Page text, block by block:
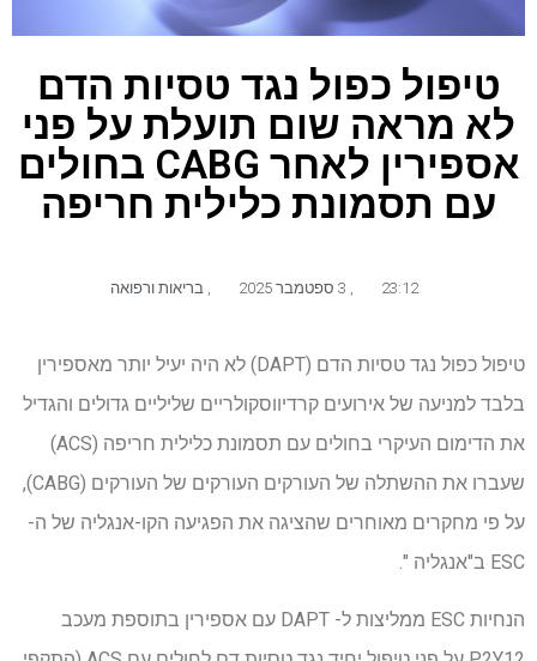
טיפול כפול נגד טסיות הדם
לא מראה שום תועלת על פני
אספירין לאחר CABG בחולים
עם תסמונת כלילית חריפה
23:12 בריאות ורפואה
טיפול כפול נגד טסיות הדם (DAPT) לא היה יעיל יותר מאספירין
בלבד למניעה של אירועים קרדיווסקולריים שליליים גדולים והגדיל
את הדימום העיקרי בחולים עם תסמונת כלילית חריפה (ACS)
שעברו את ההשתלה של העורקים העורקים של העורקים (CABG),
על פי מחקרים מאוחרים שהציגה את הפגיעה הקו-אנגליה של ה-
ESC ב"אנגליה ".
הנחיות ESC ממליצות ל- DAPT עם אספירין בתוספת מעכב